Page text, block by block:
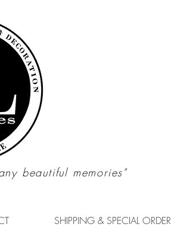
beautiful memories"
SHIPPING & SPECIAL ORDER